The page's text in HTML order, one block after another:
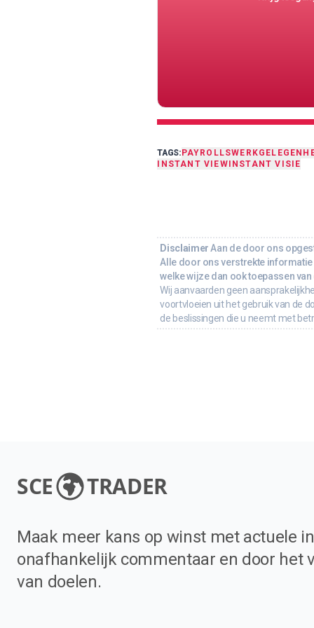
TAGS:PAYROLLS
INSTANT VIEWINSTANT VISIE
Disclaimer Aan de door ons
Alle door ons verstrekte
welke wijze dan ook toepassen
Wij aanvaarden geen
voortvloeien uit het gebruik van de
de beslissingen die u neemt met
SCE TRADER
Maak meer kans op winst met actuele
onafhankelijk commentaar en door het
van doelen.